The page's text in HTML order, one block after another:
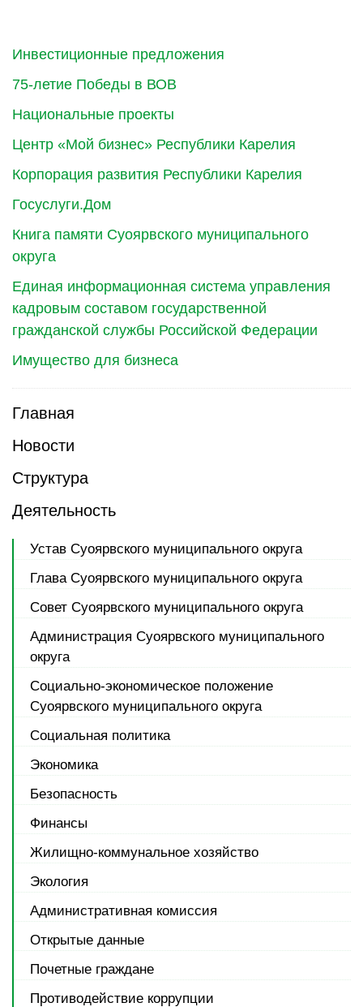
Инвестиционные предложения
75-летие Победы в ВОВ
Национальные проекты
Центр «Мой бизнес» Республики Карелия
Корпорация развития Республики Карелия
Госуслуги.Дом
Книга памяти Суоярвского муниципального
округа
Единая информационная система управления
кадровым составом государственной
гражданской службы Российской Федерации
Имущество для бизнеса
Главная
Новости
Структура
Деятельность
Устав Суоярвского муниципального округа
Глава Суоярвского муниципального округа
Совет Суоярвского муниципального округа
Администрация Суоярвского муниципального
округа
Социально-экономическое положение
Суоярвского муниципального округа
Социальная политика
Экономика
Безопасность
Финансы
Жилищно-коммунальное хозяйство
Экология
Административная комиссия
Открытые данные
Почетные граждане
Противодействие коррупции